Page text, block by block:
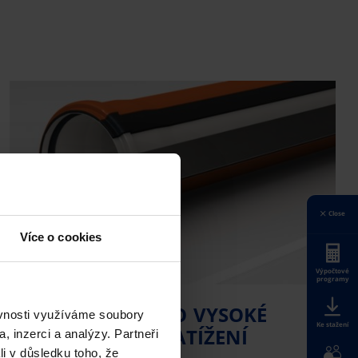
Více o cookies
využíváme soubory
inzerci a analýzy. Partneři
v důsledku toho, že
CHRÁNIČKY PRO VYSOKÉ
MECHANICKÉ ZATÍŽENÍ
Close
Výpočtové
programy
Ke stažení